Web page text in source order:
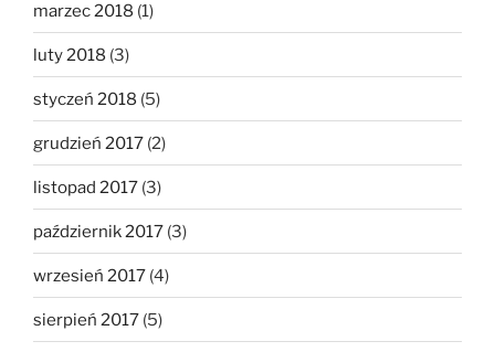
marzec 2018 (1)
luty 2018 (3)
styczeń 2018 (5)
grudzień 2017 (2)
listopad 2017 (3)
październik 2017 (3)
wrzesień 2017 (4)
sierpień 2017 (5)